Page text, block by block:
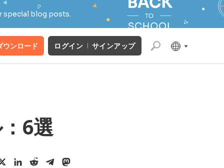
special blog posts.
ウンロード ログイン サインアップ
6選